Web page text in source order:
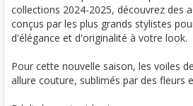
collections 2024-2025, découvrez des
conçus par les plus grands stylistes
d'élégance et d'originalité à votre look.
Pour cette nouvelle saison, les voiles
allure couture, sublimés par des fleurs